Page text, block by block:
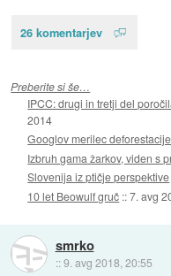
26 komentarjev
Preberite si še…
IPCC: drugi in tretji del
2014
Googlov merilec deforestacije
Izbruh gama žarkov, viden s
Slovenija iz ptičje perspektive
10 let Beowulf gruč ::7. avg
smrko
::9. avg 2018, 20:55